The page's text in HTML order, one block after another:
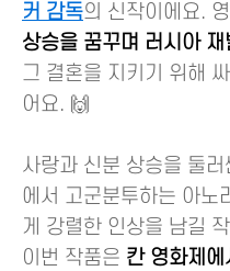
커 감독의 신작이에요.
상승을 꿈꾸며 러시아
그 결혼을 지키기 위해
어요. 🙌
사랑과 신분 상승을 둘
에서 고군분투하는 아노
게 강렬한 인상을 남길
이번 작품은 칸 영화제